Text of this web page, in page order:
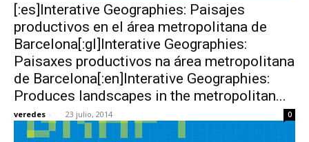
[:es]Interative Geographies: Paisajes
productivos en el área metropolitana de
Barcelona[:gl]Interative Geographies:
Paisaxes productivos na área metropolitana
de Barcelona[:en]Interative Geographies:
Produces landscapes in the metropolitan...
veredes - 23 julio, 2014 0